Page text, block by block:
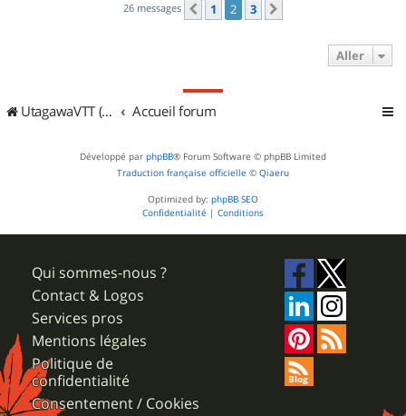
26 messages Précédent
1 2 3
Aller
UtagawaVTT (Randos VTT et VTTAE avec traces GPS) Accueil forum
Développé par phpBB® Forum Software © phpBB Limited
Traduction française officielle © Qiaeru
Optimized by: phpBB SEO
Confidentialité | Conditions
Qui sommes-nous ?
Contact & Logos
Services pros
Mentions légales
Politique de
confidentialité
Consentement / Cookies